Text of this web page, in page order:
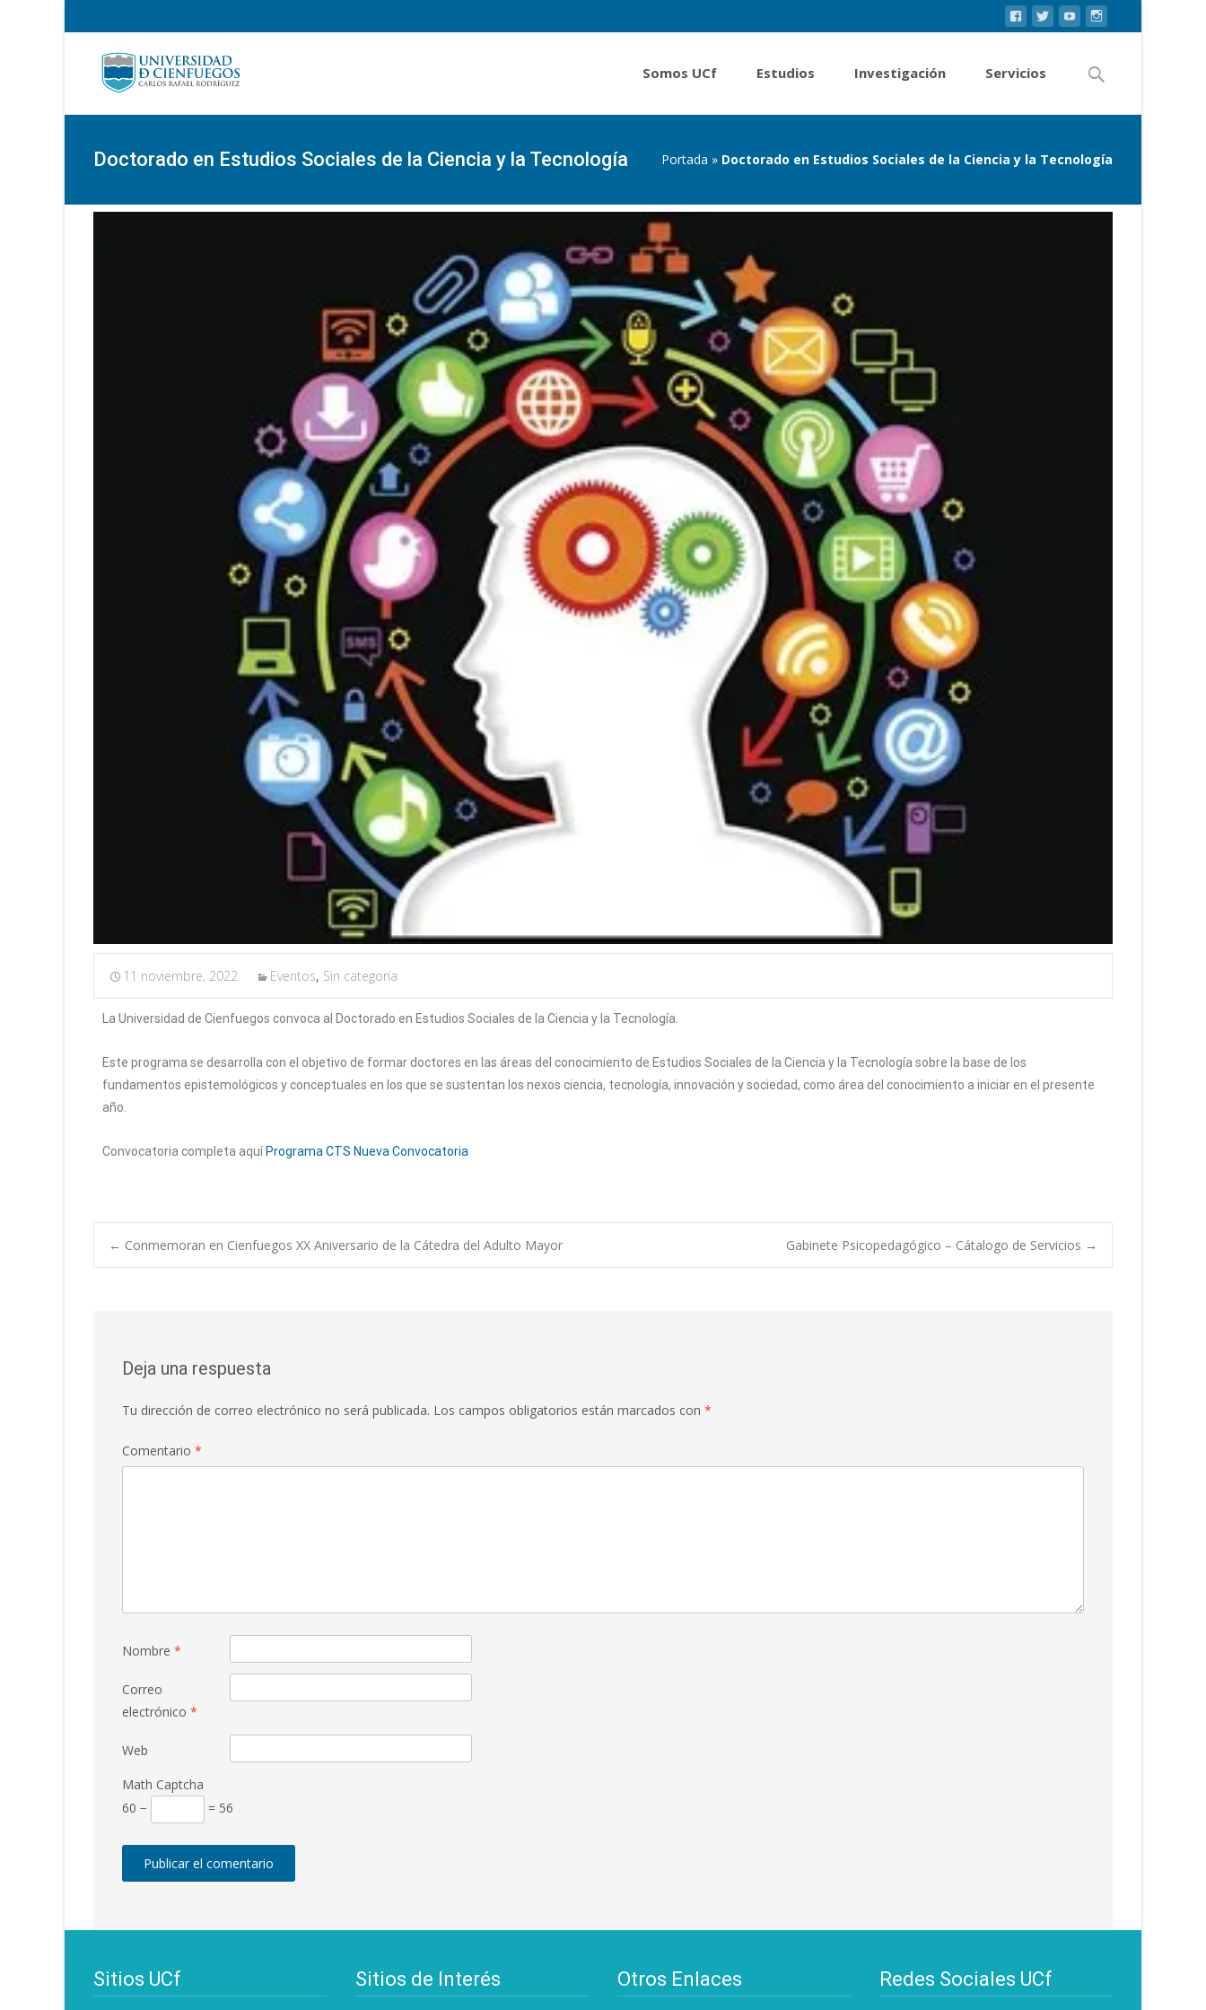
Somos UCf Estudios Investigación Servicios
Doctorado en Estudios Sociales de la Ciencia y la Tecnología Portada » Doctorado en Estudios Sociales de la Ciencia y la Tecnología
11 noviembre, 2022 Eventos, Sin categoría
La Universidad de Cienfuegos convoca al Doctorado en Estudios Sociales de la Ciencia y la Tecnología.
Este programa se desarrolla con el objetivo de formar doctores en las áreas del conocimiento de Estudios Sociales de la Ciencia y la Tecnología sobre la base de los
fundamentos epistemológicos y conceptuales en los que se sustentan los nexos ciencia, tecnología, innovación y sociedad, como área del conocimiento a iniciar en el presente
año.
Convocatoria completa aquí Programa CTS Nueva Convocatoria
← Conmemoran en Cienfuegos XX Aniversario de la Cátedra del Adulto Mayor Gabinete Psicopedagógico – Cátalogo de Servicios →
Deja una respuesta
Tu dirección de correo electrónico no será publicada. Los campos obligatorios están marcados con *
Comentario *
Nombre *
Correo
electrónico *
Web
Math Captcha
60 −
= 56
Sitios UCf Sitios de Interés Otros Enlaces Redes Sociales UCf